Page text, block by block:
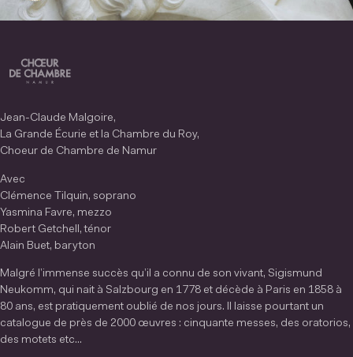
Jean-Claude Malgoire,
La Grande Écurie et la Chambre du Roy,
Choeur de Chambre de Namur
Avec
Clémence Tilquin, soprano
Yasmina Favre, mezzo
Robert Getchell, ténor
Alain Buet, baryton
Malgré l’immense succès qu’il a connu de son vivant, Sigismund
Neukomm, qui nait à Salzbourg en 1778 et décède à Paris en 1858 à
80 ans, est pratiquement oublié de nos jours. Il laisse pourtant un
catalogue de près de 2000 œuvres : cinquante messes, des oratorios,
des motets etc...